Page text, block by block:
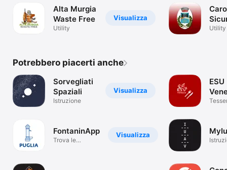
Visualizza
Alta Murgia
Waste Free
Utility Utility
Potrebbero piacerti anche
Visualizza
Sorvegliati
Spaziali
Istruzione
Visualizza
FontaninApp
Trova le
ESU